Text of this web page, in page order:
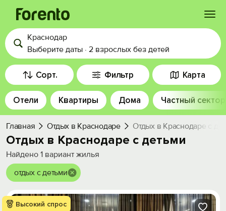
Войти
Избранное
История просмотра
Добавить свой объект
Краснодар
Выберите даты · 2 взрослых без детей
Сорт. Фильтр Карта
Отели Квартиры Дома Частный сектор
Главная Отдых в Краснодаре Отдых в Краснодаре с
Отдых в Краснодаре с детьми
Найдено 1 вариант жилья
отдых с детьми
Высокий спрос